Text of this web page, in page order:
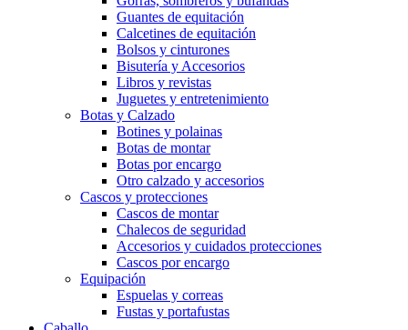
Guantes de equitación
Calcetines de equitación
Bolsos y cinturones
Bisutería y Accesorios
Libros y revistas
Juguetes y entretenimiento
Botas y Calzado
Botines y polainas
Botas de montar
Botas por encargo
Otro calzado y accesorios
Cascos y protecciones
Cascos de montar
Chalecos de seguridad
Accesorios y cuidados protecciones
Cascos por encargo
Equipación
Espuelas y correas
Fustas y portafustas